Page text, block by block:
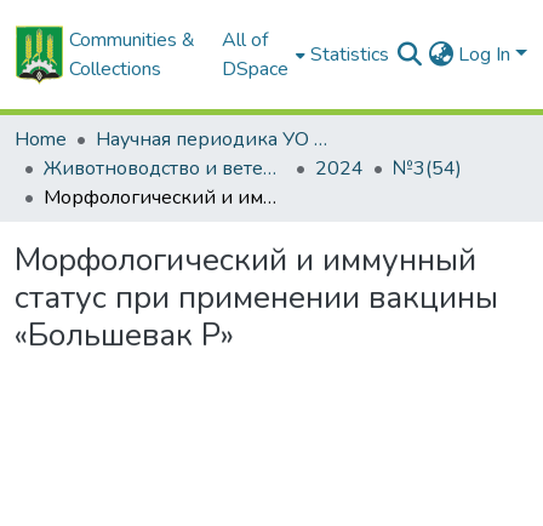
Communities &
Collections
All of
DSpace
Statistics Log In
Home
Научная периодика УО БГСХА
Животноводство и ветеринарная медицина: научно-практический журнал
2024
№3(54)
Морфологический и иммунный статус при применении вакцины «Большевак Р»
Морфологический и иммунный
статус при применении вакцины
«Большевак Р»